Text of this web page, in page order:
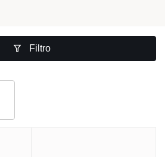
Filtro